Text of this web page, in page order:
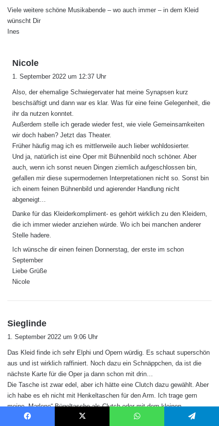
Viele weitere schöne Musikabende – wo auch immer – in dem Kleid
wünscht Dir
Ines
Nicole
t
:
1. September 2022 um 12:37 Uhr
Also, der ehemalige Schwiegervater hat meine Synapsen kurz
beschsäftigt und dann war es klar. Was für eine feine Gelegenheit, die
ihr da nutzen konntet.
Außerdem stelle ich gerade wieder fest, wie viele Gemeinsamkeiten
wir doch haben? Jetzt das Theater.
Früher häufig mag ich es mittlerweile auch lieber wohldosierter.
Und ja, natürlich ist eine Oper mit Bühnenbild noch schöner. Aber
auch, wenn ich sonst neuen Dingen ziemlich aufgeschlossen bin,
gefallen mir diese supermodernen Interpretationen nicht so. Sonst bin
ich einem feinen Bühnenbild und agierender Handlung nicht
abgeneigt…
Danke für das Kleiderkompliment- es gehört wirklich zu den Kleidern,
die ich immer wieder anziehen würde. Wo ich bei manchen anderer
Stelle hadere.
Ich wünsche dir einen feinen Donnerstag, der erste im schon
September
Liebe Grüße
Nicole
Sieglinde
t
:
1. September 2022 um 9:06 Uhr
Das Kleid finde ich sehr Elphi und Opern würdig. Es schaut superschön
aus und ist wirklich raffiniert. Noch dazu ein Schnäppchen, da ist die
nächste Karte für die Oper ja dann schon mit drin…
Die Tasche ist zwar edel, aber ich hätte eine Clutch dazu gewählt. Aber
ich habe es eh nicht mit Henkeltaschen für den Arm. Ich trage gern
meine „Marlene“ Bügeltasche als Clutch oder mit dem kleinen
Riemchen, da geht genug rein – ja auch die Brille meines Mannes! –